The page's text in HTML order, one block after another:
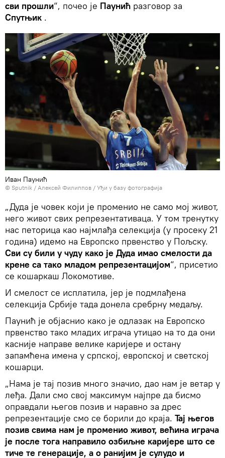
сви прошли“, почео је Паунић разговор за
Спутњик .
Иван Паунић
© Sputnik / Алексей Филиппов / Уђи у базу фотографија
„Дуда је човек који је променио не само мој живот,
него живот свих репрезентативаца. У том тренутку
нас петорица као најмлађа селекција (у просеку 21
година) идемо на Европско првенство у Пољску.
Сви су били у чуду како је Дуда имао смелости да
крене са тако младом репрезентацијом“, присетио
се кошаркаш Локомотиве.
И смелост се исплатила, јер је подмлађена
селекција Србије тада донела сребрну медаљу.
Паунић је објаснио како је одлазак на Европско
првенство тако младих играча утицао на то да они
касније направе велике каријере и остану
запамћена имена у српској, европској и светској
кошарци.
„Нама је тај позив много значио, дао нам је ветар у
леђа. Дали смо свој максимум најпре да бисмо
оправдали његов позив и наравно за дрес
репрезентације смо се борили до краја. Тај његов
позив свима нам је променио живот, већина играча
је после тога направило озбиљне каријере што се
тиче те генерације, а о ранијим је сулудо и